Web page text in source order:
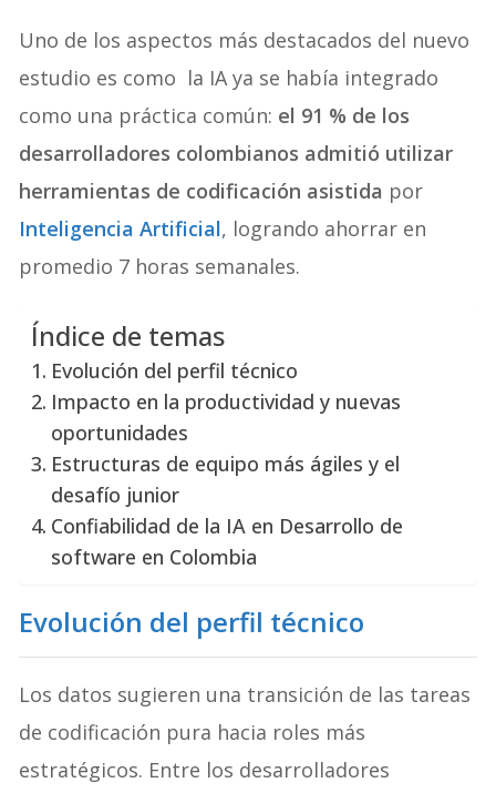
Uno de los aspectos más destacados del nuevo
estudio es como la IA ya se había integrado
como una práctica común: el 91 % de los
desarrolladores colombianos admitió utilizar
herramientas de codificación asistida por
Inteligencia Artificial, logrando ahorrar en
promedio 7 horas semanales.
Índice de temas
Evolución del perfil técnico
Impacto en la productividad y nuevas
oportunidades
Estructuras de equipo más ágiles y el
desafío junior
Confiabilidad de la IA en Desarrollo de
software en Colombia
Evolución del perfil técnico
Los datos sugieren una transición de las tareas
de codificación pura hacia roles más
estratégicos. Entre los desarrolladores